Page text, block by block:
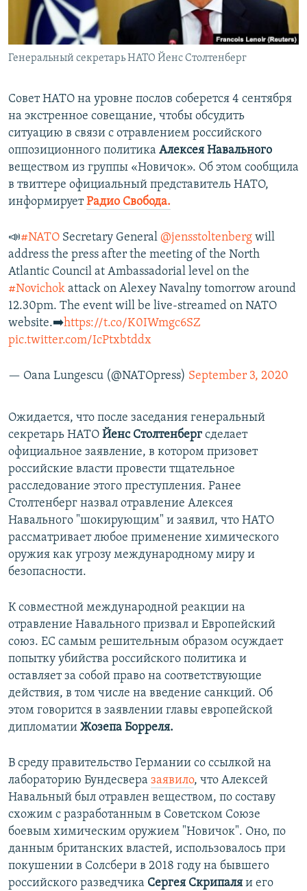
ПОБЕДИТЕЛЕЙ НЕ СУДЯТ?
КРЫМ.НЕПОКОРЕННЫЙ
ELIFBE
ПРИСОЕДИНЯЙТЕСЬ!
Все сайты RFE/RL
Генеральный секретарь НАТО Йенс Столтенберг
Совет НАТО на уровне послов соберется 4 сентября
на экстренное совещание, чтобы обсудить
ситуацию в связи с отравлением российского
оппозиционного политика Алексея Навального
веществом из группы «Новичок». Об этом сообщила
в твиттере официальный представитель НАТО,
информируетРадио Свобода.
📣#NATO Secretary General @jensstoltenberg will
address the press after the meeting of the North
Atlantic Council at Ambassadorial level on the
#Novichok attack on Alexey Navalny tomorrow around
12.30pm. The event will be live-streamed on NATO
website.➡️https://t.co/K0IWmgc6SZ
pic.twitter.com/IcPtxbtddx
— Oana Lungescu (@NATOpress) September 3, 2020
Ожидается, что после заседания генеральный
секретарь НАТО Йенс Столтенберг сделает
официальное заявление, в котором призовет
российские власти провести тщательное
расследование этого преступления. Ранее
Столтенберг назвал отравление Алексея
Навального "шокирующим" и заявил, что НАТО
рассматривает любое применение химического
оружия как угрозу международному миру и
безопасности.
К совместной международной реакции на
отравление Навального призвал и Европейский
союз. ЕС самым решительным образом осуждает
попытку убийства российского политика и
оставляет за собой право на соответствующие
действия, в том числе на введение санкций. Об
этом говорится в заявлении главы европейской
дипломатии Жозепа Борреля.
В среду правительство Германии со ссылкой на
лабораторию Бундесвера заявило, что Алексей
Навальный был отравлен веществом, по составу
схожим с разработанным в Советском Союзе
боевым химическим оружием "Новичок". Оно, по
данным британских властей, использовалось при
покушении в Солсбери в 2018 году на бывшего
российского разведчика Сергея Скрипаля и его